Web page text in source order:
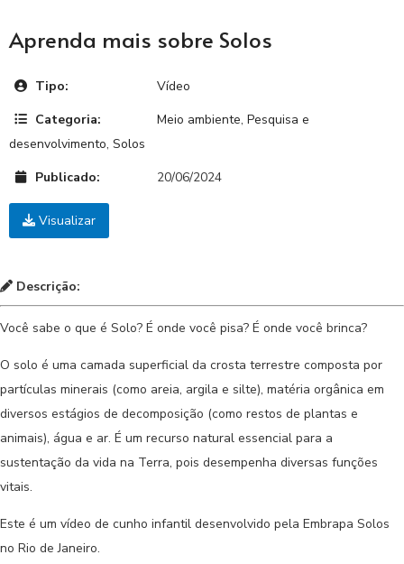
Aprenda mais sobre Solos
Tipo:
Vídeo
Categoria:
Meio ambiente, Pesquisa e
desenvolvimento, Solos
Publicado:
20/06/2024
Visualizar
Descrição:
Você sabe o que é Solo? É onde você pisa? É onde você brinca?
O solo é uma camada superficial da crosta terrestre composta por
partículas minerais (como areia, argila e silte), matéria orgânica em
diversos estágios de decomposição (como restos de plantas e
animais), água e ar. É um recurso natural essencial para a
sustentação da vida na Terra, pois desempenha diversas funções
vitais.
Este é um vídeo de cunho infantil desenvolvido pela Embrapa Solos
no Rio de Janeiro.